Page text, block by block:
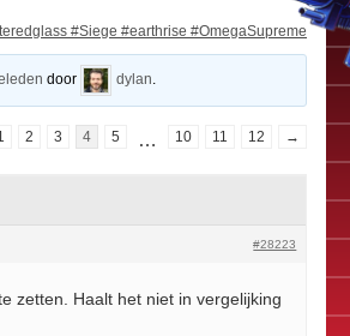
#Siege #earthrise #OmegaSupreme
door dylan.
2 3 4 5 … 10 11 12 →
#28223
zetten. Haalt het niet in vergelijking